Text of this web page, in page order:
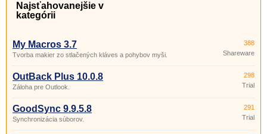
Najsťahovanejšie v
kategórii
My Macros 3.7
Tvorba makier zo stlačených kláves a pohybov myši.
388
Shareware
OutBack Plus 10.0.8
Záloha pre Outlook.
298
Trial
GoodSync 9.9.5.8
Synchronizácia súborov.
291
Trial